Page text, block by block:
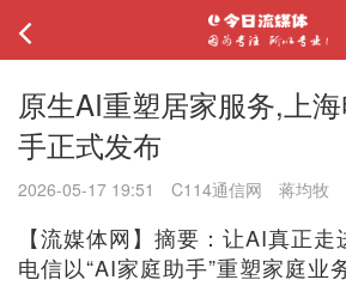
原生AI重塑居家服务,上
手正式发布
2026-05-17 19:51 C114通信网 蒋均牧
【流媒体网】摘要：让AI真正
电信以“AI家庭助手”重塑家庭业